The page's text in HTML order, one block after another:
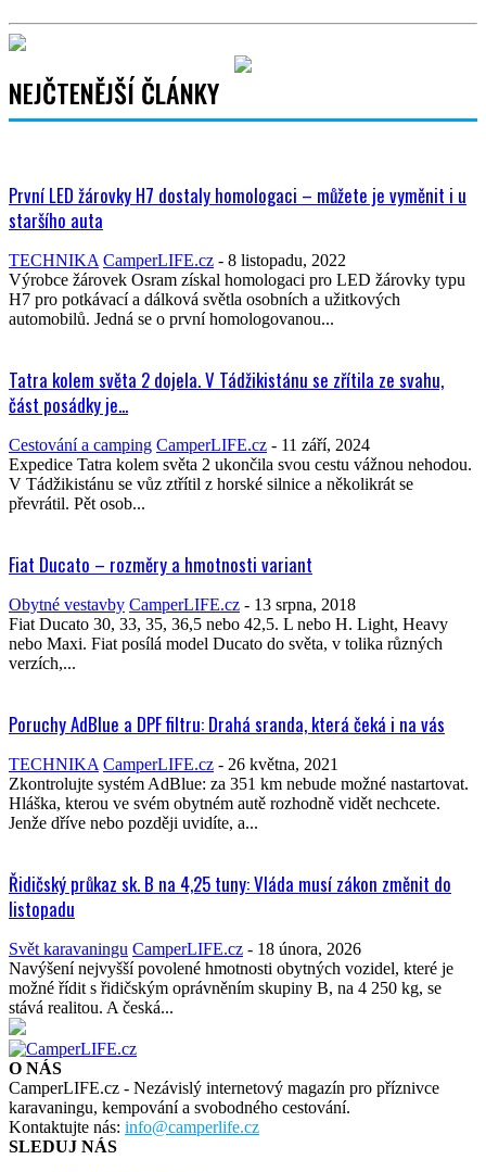
NEJČTENĚJŠÍ ČLÁNKY
První LED žárovky H7 dostaly homologaci – můžete je vyměnit i u
staršího auta
TECHNIKA CamperLIFE.cz - 8 listopadu, 2022
Výrobce žárovek Osram získal homologaci pro LED žárovky typu
H7 pro potkávací a dálková světla osobních a užitkových
automobilů. Jedná se o první homologovanou...
Tatra kolem světa 2 dojela. V Tádžikistánu se zřítila ze svahu,
část posádky je...
Cestování a camping CamperLIFE.cz - 11 září, 2024
Expedice Tatra kolem světa 2 ukončila svou cestu vážnou nehodou.
V Tádžikistánu se vůz ztřítil z horské silnice a několikrát se
převrátil. Pět osob...
Fiat Ducato – rozměry a hmotnosti variant
Obytné vestavby CamperLIFE.cz - 13 srpna, 2018
Fiat Ducato 30, 33, 35, 36,5 nebo 42,5. L nebo H. Light, Heavy
nebo Maxi. Fiat posílá model Ducato do světa, v tolika různých
verzích,...
Poruchy AdBlue a DPF filtru: Drahá sranda, která čeká i na vás
TECHNIKA CamperLIFE.cz - 26 května, 2021
Zkontrolujte systém AdBlue: za 351 km nebude možné nastartovat.
Hláška, kterou ve svém obytném autě rozhodně vidět nechcete.
Jenže dříve nebo později uvidíte, a...
Řidičský průkaz sk. B na 4,25 tuny: Vláda musí zákon změnit do
listopadu
Svět karavaningu CamperLIFE.cz - 18 února, 2026
Navýšení nejvyšší povolené hmotnosti obytných vozidel, které je
možné řídit s řidičským oprávněním skupiny B, na 4 250 kg, se
stává realitou. A česká...
O NÁS
CamperLIFE.cz - Nezávislý internetový magazín pro příznivce
karavaningu, kempování a svobodného cestování.
Kontaktujte nás: info@camperlife.cz
SLEDUJ NÁS